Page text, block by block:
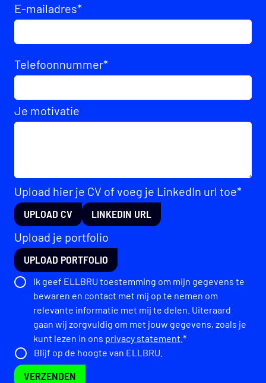
E-mailadres*
Telefoonnummer*
Je motivatie
Upload hier je CV of voeg je LinkedIn url toe*
UPLOAD CV LINKEDIN URL
Upload je portfolio
UPLOAD PORTFOLIO
Ik geef ELLBRU toestemming om mijn gegevens te
bewaren en contact met mij op te nemen om
relevante informatie met mij te delen. Uiteraard
gaan wij zorgvuldig om met jouw gegevens, zoals je
kunt lezen in ons privacy statement .*
Blijf op de hoogte van ELLBRU.
VERZENDEN